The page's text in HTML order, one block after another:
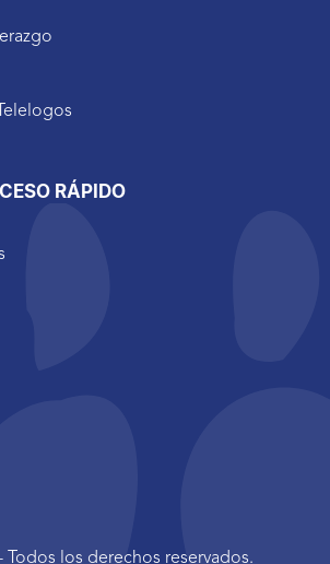
RÁPIDO
Todos los derechos reservados.